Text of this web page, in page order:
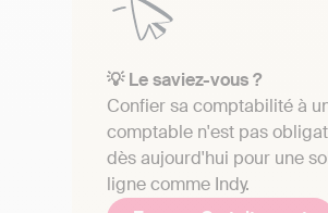
💡 Le saviez-vous ?
Confier sa comptabilité à
comptable n'est pas
dès aujourd'hui pour une
ligne comme Indy.